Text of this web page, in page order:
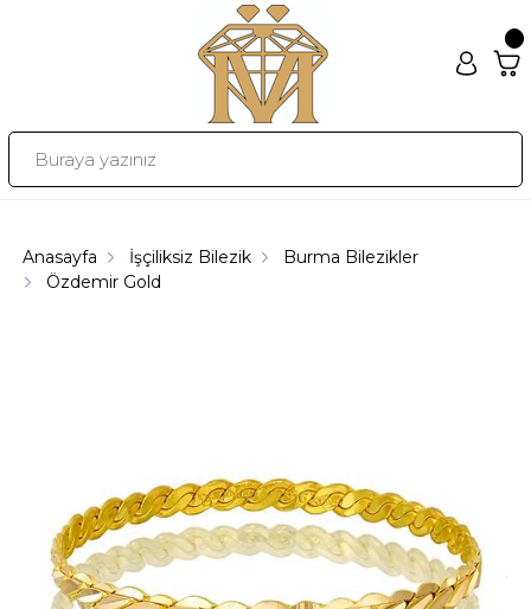
Anasayfa İşçiliksiz Bilezik
Burma Bilezikler
Özdemir Gold